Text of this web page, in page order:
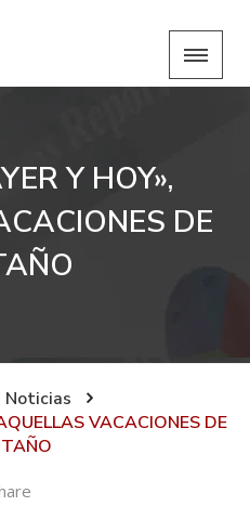
Y HOY»,
DE
Noticias
VACACIONES DE